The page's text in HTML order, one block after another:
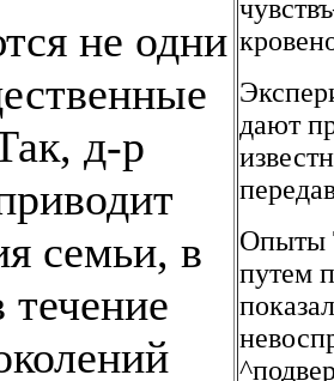
не одни
д-р
семьи, в
дают
Опыты
путем